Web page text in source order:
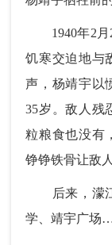
1940年2月
饥寒交迫地与
声，杨靖宇以
35岁。敌人残
粒粮食也没有
铮铮铁骨让敌
后来，濛江
学、靖宇广场